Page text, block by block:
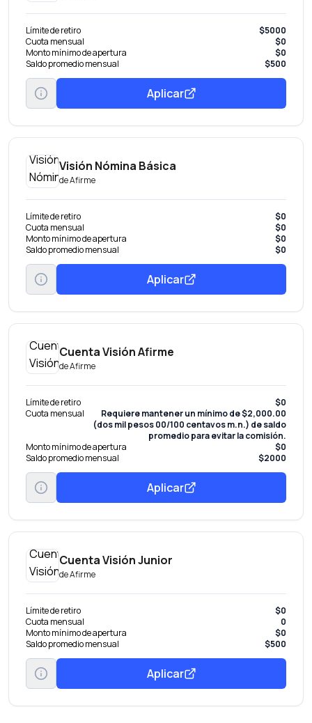
Límite de retiro
$5000
Cuota mensual
$0
Monto mínimo de apertura
$0
Saldo promedio mensual
$500
Aplicar
Visión Nómina Básica
deAfirme
Límite de retiro
$0
Cuota mensual
$0
Monto mínimo de apertura
$0
Saldo promedio mensual
$0
Aplicar
Cuenta Visión Afirme
deAfirme
Límite de retiro
$0
Cuota mensual
Requiere mantener un mínimo de $2,000.00
(dos mil pesos 00/100 centavos m.n.) de saldo
promedio para evitar la comisión.
Monto mínimo de apertura
$0
Saldo promedio mensual
$2000
Aplicar
Cuenta Visión Junior
deAfirme
Límite de retiro
$0
Cuota mensual
0
Monto mínimo de apertura
$0
Saldo promedio mensual
$500
Aplicar